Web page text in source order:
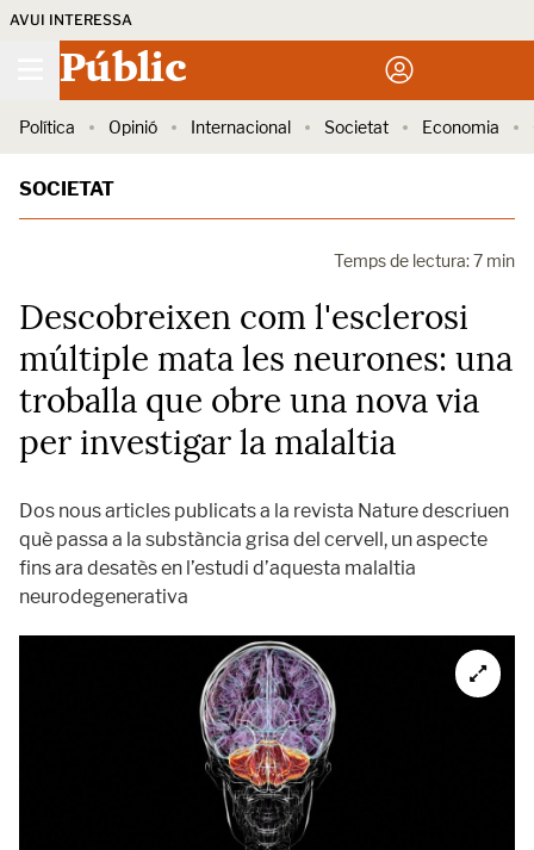
AVUI INTERESSA
Públic
Política Opinió Internacional Societat Economia
SOCIETAT
Temps de lectura: 7 min
Descobreixen com l'esclerosi
múltiple mata les neurones: una
troballa que obre una nova via
per investigar la malaltia
Dos nous articles publicats a la revista Nature descriuen
què passa a la substància grisa del cervell, un aspecte
fins ara desatès en l’estudi d’aquesta malaltia
neurodegenerativa